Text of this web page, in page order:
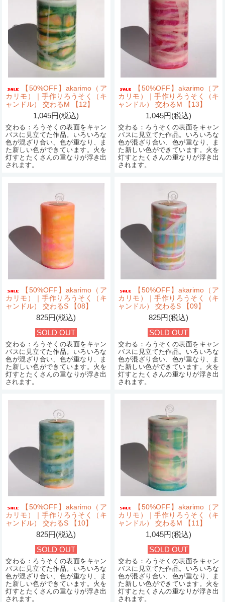
【50%OFF】akarimo（ア
カリモ）｜手作りろうそく（キ
ャンドル） 交わるM 【12】
1,045円(税込)
交わる：ろうそくの表面をキャン
バスに見立てた作品。いろいろな
色が混ざり合い、色が重なり、ま
た新しい色ができています。火を
灯すとたくさんの重なりが浮き出
されます。
【50%OFF】akarimo（ア
カリモ）｜手作りろうそく（キ
ャンドル） 交わるM 【13】
1,045円(税込)
交わる：ろうそくの表面をキャン
バスに見立てた作品。いろいろな
色が混ざり合い、色が重なり、ま
た新しい色ができています。火を
灯すとたくさんの重なりが浮き出
されます。
【50%OFF】akarimo（ア
カリモ）｜手作りろうそく（キ
ャンドル） 交わるS 【08】
825円(税込)
SOLD OUT
交わる：ろうそくの表面をキャン
バスに見立てた作品。いろいろな
色が混ざり合い、色が重なり、ま
た新しい色ができています。火を
灯すとたくさんの重なりが浮き出
されます。
【50%OFF】akarimo（ア
カリモ）｜手作りろうそく（キ
ャンドル） 交わるS 【09】
825円(税込)
SOLD OUT
交わる：ろうそくの表面をキャン
バスに見立てた作品。いろいろな
色が混ざり合い、色が重なり、ま
た新しい色ができています。火を
灯すとたくさんの重なりが浮き出
されます。
【50%OFF】akarimo（ア
カリモ）｜手作りろうそく（キ
ャンドル） 交わるS 【10】
825円(税込)
SOLD OUT
交わる：ろうそくの表面をキャン
バスに見立てた作品。いろいろな
色が混ざり合い、色が重なり、ま
た新しい色ができています。火を
灯すとたくさんの重なりが浮き出
されます。
【50%OFF】akarimo（ア
カリモ）｜手作りろうそく（キ
ャンドル） 交わるM 【11】
1,045円(税込)
SOLD OUT
交わる：ろうそくの表面をキャン
バスに見立てた作品。いろいろな
色が混ざり合い、色が重なり、ま
た新しい色ができています。火を
灯すとたくさんの重なりが浮き出
されます。